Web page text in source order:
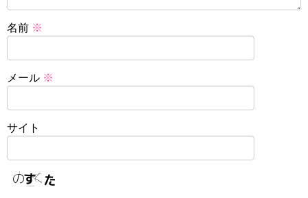
名前 ※
メール ※
サイト